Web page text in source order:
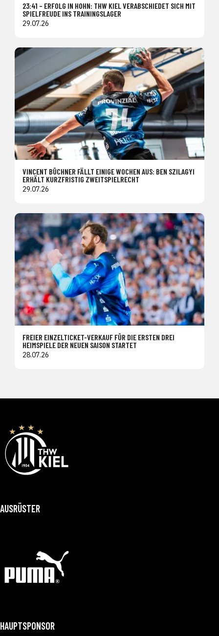
23:41 – ERFOLG IN HOHN: THW KIEL VERABSCHIEDET SICH MIT
SPIELFREUDE INS TRAININGSLAGER
29.07.26
VINCENT BÜCHNER FÄLLT EINIGE WOCHEN AUS: BEN SZILAGYI
ERHÄLT KURZFRISTIG ZWEITSPIELRECHT
29.07.26
FREIER EINZELTICKET-VERKAUF FÜR DIE ERSTEN DREI
HEIMSPIELE DER NEUEN SAISON STARTET
28.07.26
AUSRÜSTER
HAUPTSPONSOR